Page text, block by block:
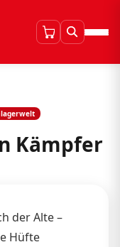
Kämpfer
der Alte –
Hüfte